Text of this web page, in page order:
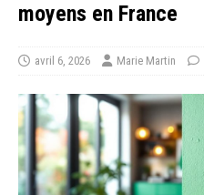
moyens en France
avril 6, 2026 Marie Martin